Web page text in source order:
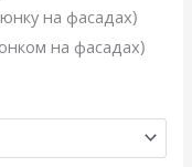
на фасадах)
на фасадах)